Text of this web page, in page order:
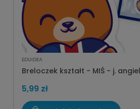
EDUIDEA
Breloczek kształt - MIŚ - j.
5,99 zł